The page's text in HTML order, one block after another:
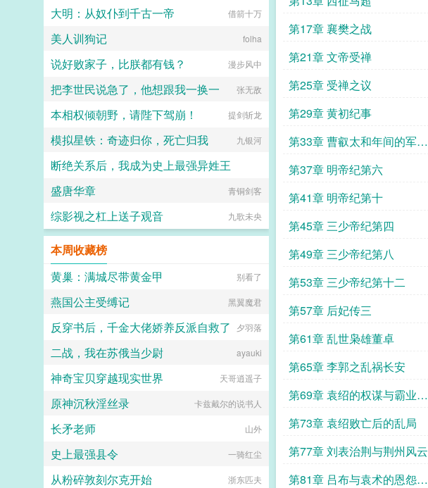
第17章 襄樊之战
第21章 文帝受禅
第25章 受禅之议
第29章 黄初纪事
第33章 曹叡太和年间的军政
大事
第37章 明帝纪第六
第41章 明帝纪第十
第45章 三少帝纪第四
第49章 三少帝纪第八
第53章 三少帝纪第十二
第57章 后妃传三
第61章 乱世枭雄董卓
第65章 李郭之乱祸长安
第69章 袁绍的权谋与霸业之
路
第73章 袁绍败亡后的乱局
第77章 刘表治荆与荆州风云
第81章 吕布与袁术的恩怨情
家的。前期日常卖惨求宠博取父王怜
爱的质子攻x每天外冷内热宠溺带娃
的后爹受后期装乖假寐豺狼帝王攻x
高冷美强囚凤帝王受食用注意■时代
架春秋平行时期，称呼及势力地图有
私设。双方无任何亲缘关系，质子到
他国后，称国君为父王。■端水互宠
相爱相杀年龄差7岁年下强强身心
1v1欢迎收藏作者鞠躬jpg其他预收
（作者广告位3啵啵）■古耽戎马踏
秋棠心狠手辣权臣攻x老谋深算谋士
受权臣技能之伺候娇生惯养的公子哥
儿。■古耽照我满怀冰雪忠犬糙汉暗
卫攻x狠戾变态王爷受被王爷一个巴
掌扇爽了。■古耽误我秦楼约高冷闷
骚大将军x骄扬富贵小少爷被老婆倒
追又放弃，将军等会，小祖宗哎！■
东幻众神审判日疯批大佬x高冷之花
为神清路的蓝星5s指挥长军官权昼，
遇到一个顶级疯批罪犯。想杀我？试
试接吻吗？■现耽第13个治疗师狂躁
失眠的霸总，被手段高超的pua心理
治疗师狠狠拿捏。老婆把我的精神病
治成了恋爱脑...
大明：从奴仆到千古一帝 借箭十万
美人训狗记 folha
说好败家子，比朕都有钱？ 漫步风中
把李世民说急了，他想跟我一换一 张无敌
本相权倾朝野，请陛下驾崩！ 提剑斩龙
模拟星铁：奇迹归你，死亡归我 九银河
断绝关系后，我成为史上最强异姓王
孤独的小明
盛唐华章 青铜剑客
综影视之杠上送子观音 九歌未央
本周收藏榜
黄巢：满城尽带黄金甲
别看了
燕国公主受缚记 黑翼魔君
反穿书后，千金大佬娇养反派自救了 夕羽落
二战，我在苏俄当少尉 ayauki
神奇宝贝穿越现实世界 天哥逍遥子
原神沉秋淫丝录 卡兹戴尔的说书人
长矛老师 山外
史上最强县令 一骑红尘
从粉碎敦刻尔克开始 浙东匹夫